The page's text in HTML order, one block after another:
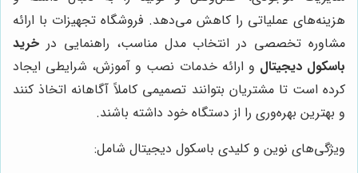
هزینه‌های عملیاتی را کاهش می‌دهد. فروشگاه تجهیزات با ارائه
مشاوره تخصصی در انتخاب مدل مناسب، راهنمایی در خرید
باسکول دیجیتال و ارائه خدمات نصب و آموزش، شرایطی ایجاد
کرده است تا مشتریان بتوانند تصمیمی کاملاً آگاهانه اتخاذ کنند
و بهترین بهره‌وری را از دستگاه خود داشته باشند.
ویژگی‌های نوین و کلیدی باسکول دیجیتال شامل: